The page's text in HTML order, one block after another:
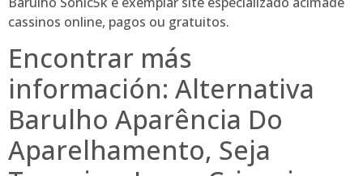
cassinos online, pagos ou gratuitos.
Encontrar más
información: Alternativa
Barulho Aparência Do
Aparelhamento, Seja